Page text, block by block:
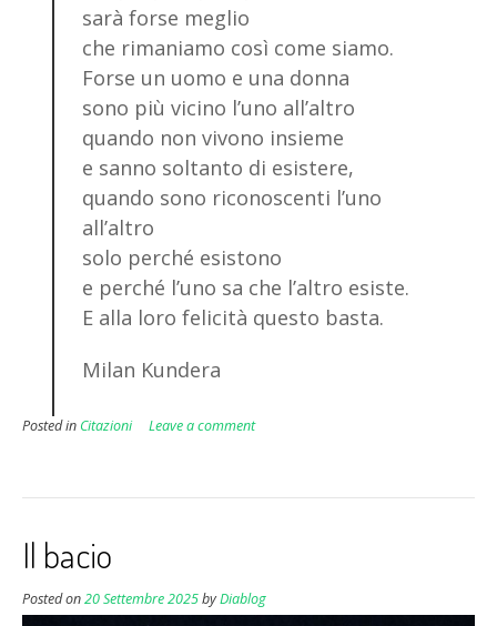
sarà forse meglio
che rimaniamo così come siamo.
Forse un uomo e una donna
sono più vicino l’uno all’altro
quando non vivono insieme
e sanno soltanto di esistere,
quando sono riconoscenti l’uno
all’altro
solo perché esistono
e perché l’uno sa che l’altro esiste.
E alla loro felicità questo basta.
Milan Kundera
Posted in Citazioni Leave a comment
Il bacio
Posted on20 Settembre 2025byDiablog